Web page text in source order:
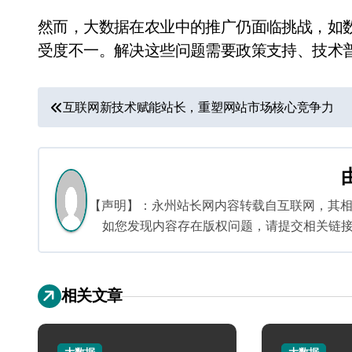
然而，大数据在农业中的推广仍面临挑战，
受度不一。解决这些问题需要政策支持、技术
文
章
导
航
互联网新技术赋能站长，重塑网站市场核心竞争力
【声明】：永州站长网内容转载自互联网，
如您发现内容存在版权问题，请提交相关链
相关文章